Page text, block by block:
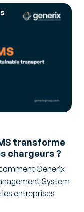
transforme
chargeurs ?
Generix
System
entreprises